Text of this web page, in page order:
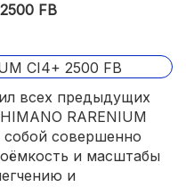
FB
всех предыдущих
RARENIUM
собой совершенно
и масштабы
и